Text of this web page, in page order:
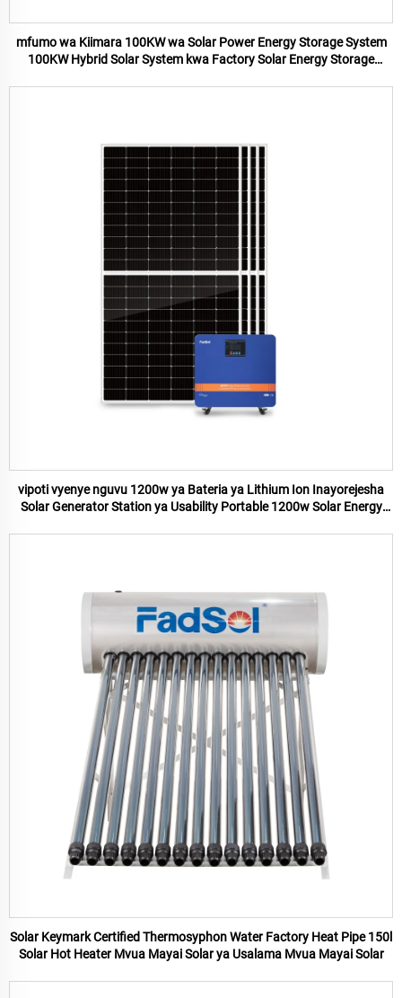
mfumo wa Kiimara 100KW wa Solar Power Energy Storage System
100KW Hybrid Solar System kwa Factory Solar Energy Storage
vipoti vyenye nguvu 1200w ya Bateria ya Lithium Ion Inayorejesha
Solar Generator Station ya Usability Portable 1200w Solar Energy
Solar Keymark Certified Thermosyphon Water Factory Heat Pipe 150l
Solar Hot Heater Mvua Mayai Solar ya Usalama Mvua Mayai Solar